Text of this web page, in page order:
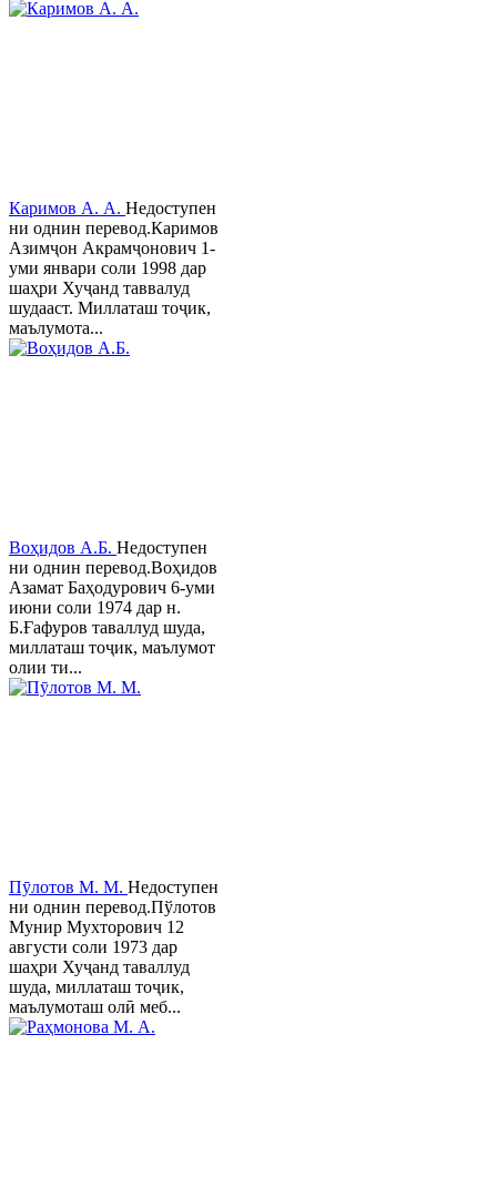
Каримов А. А. Недоступен
ни однин перевод.Каримов
Азимҷон Акрамҷонович 1-
уми январи соли 1998 дар
шаҳри Хуҷанд таввалуд
шудааст. Миллаташ тоҷик,
маълумота...
Воҳидов А.Б. Недоступен
ни однин перевод.Воҳидов
Азамат Баҳодурович 6-уми
июни соли 1974 дар н.
Б.Ғафуров таваллуд шуда,
миллаташ тоҷик, маълумот
олии ти...
Пӯлотов М. М. Недоступен
ни однин перевод.Пўлотов
Мунир Мухторович 12
августи соли 1973 дар
шаҳри Хуҷанд таваллуд
шуда, миллаташ тоҷик,
маълумоташ олӣ меб...